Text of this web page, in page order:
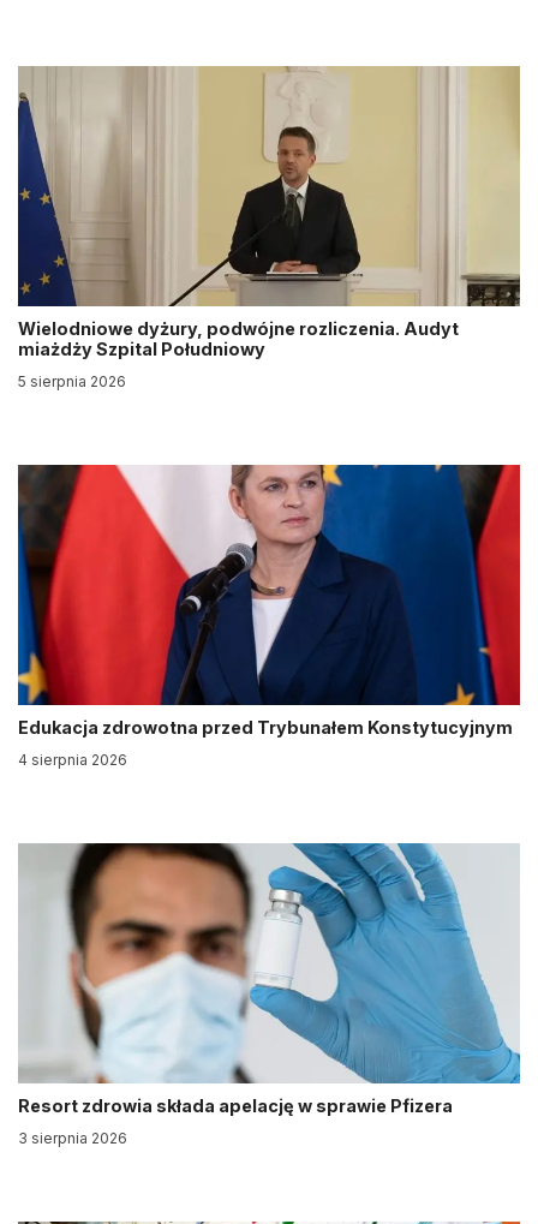
Wielodniowe dyżury, podwójne rozliczenia. Audyt
miażdży Szpital Południowy
5 sierpnia 2026
Edukacja zdrowotna przed Trybunałem Konstytucyjnym
4 sierpnia 2026
Resort zdrowia składa apelację w sprawie Pfizera
3 sierpnia 2026